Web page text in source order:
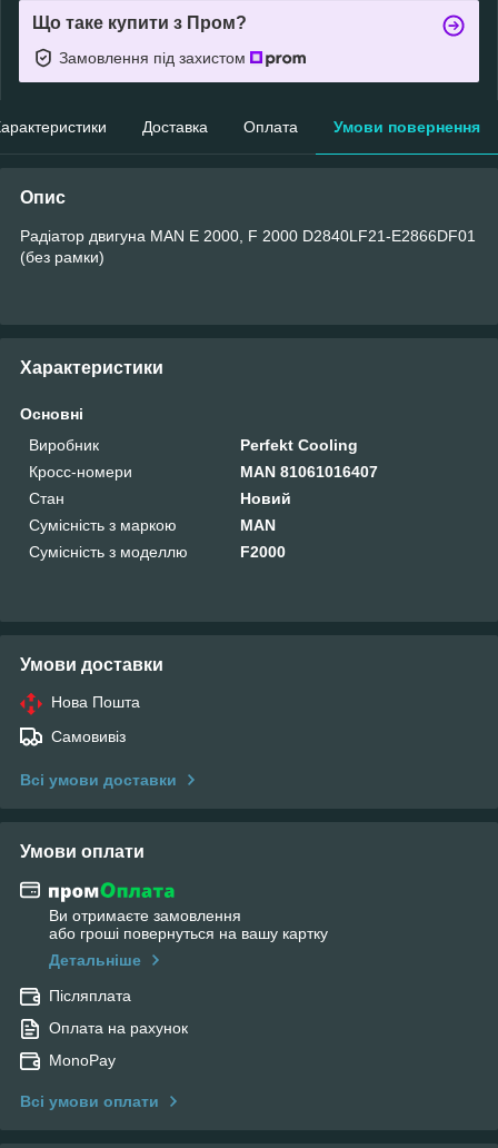
Що таке купити з Пром?
Замовлення під захистом
Доставка Оплата Умови повернення
Опис
Радіатор двигуна MAN E 2000, F 2000 D2840LF21-E2866DF01
(без рамки)
Характеристики
Основні
Виробник
Perfekt Cooling
Кросс-номери
MAN 81061016407
Стан
Новий
Сумісність з маркою
MAN
Сумісність з моделлю
F2000
Умови доставки
Нова Пошта
Самовивіз
Всі умови доставки
Умови оплати
Ви отримаєте замовлення
або гроші повернуться на вашу картку
Детальніше
Післяплата
Оплата на рахунок
MonoPay
Всі умови оплати